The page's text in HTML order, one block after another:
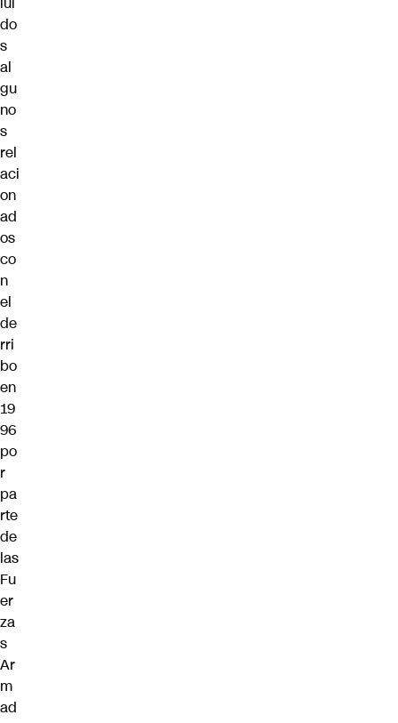
do
s
al
gu
no
s
rel
aci
on
ad
os
co
n
el
de
rri
bo
en
19
96
po
r
pa
rte
de
las
Fu
er
za
s
Ar
m
ad